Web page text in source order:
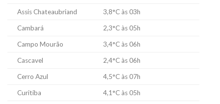
Assis Chateaubriand 3,8°C às 03h
Cambará 2,3°C às 05h
Campo Mourão 3,4°C às 06h
Cascavel 2,4°C às 06h
Cerro Azul 4,5°C às 07h
Curitiba 4,1°C às 05h